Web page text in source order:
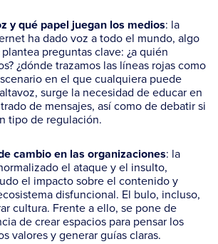
y qué papel juegan los medios: la
ha dado voz a todo el mundo, algo
preguntas clave: ¿a quién
¿dónde trazamos las líneas rojas como
en el que cualquiera puede
surge la necesidad de educar en
de mensajes, así como de debatir si
tipo de regulación.
cambio en las organizaciones: la
el ataque y el insulto,
el impacto sobre el contenido y
disfuncional. El bulo, incluso,
cultura. Frente a ello, se pone de
de crear espacios para pensar los
valores y generar guías claras.